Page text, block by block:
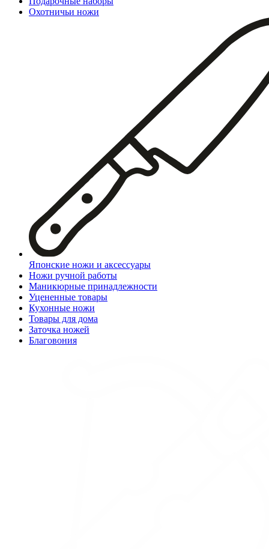
Охотничьи ножи
Японские ножи и аксессуары
Ножи ручной работы
Маникюрные принадлежности
Уцененные товары
Кухонные ножи
Товары для дома
Заточка ножей
Благовония